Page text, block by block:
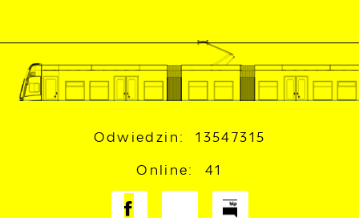
Odwiedzin: 13547315
Online: 41